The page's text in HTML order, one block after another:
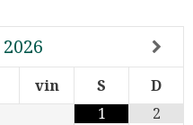
2026
vin S
D
1
2